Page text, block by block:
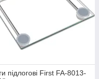
підлогові First FA-8013-